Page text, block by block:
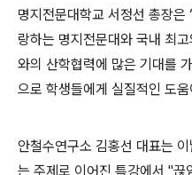
명지전문대학교 서정선 총장
랑하는 명지전문대와 국내 최
와의 산학협력에 많은 기대를
으로 학생들에게 실질적인 도
안철수연구소 김홍선 대표는
는 주제로 이어진 특강에서 "